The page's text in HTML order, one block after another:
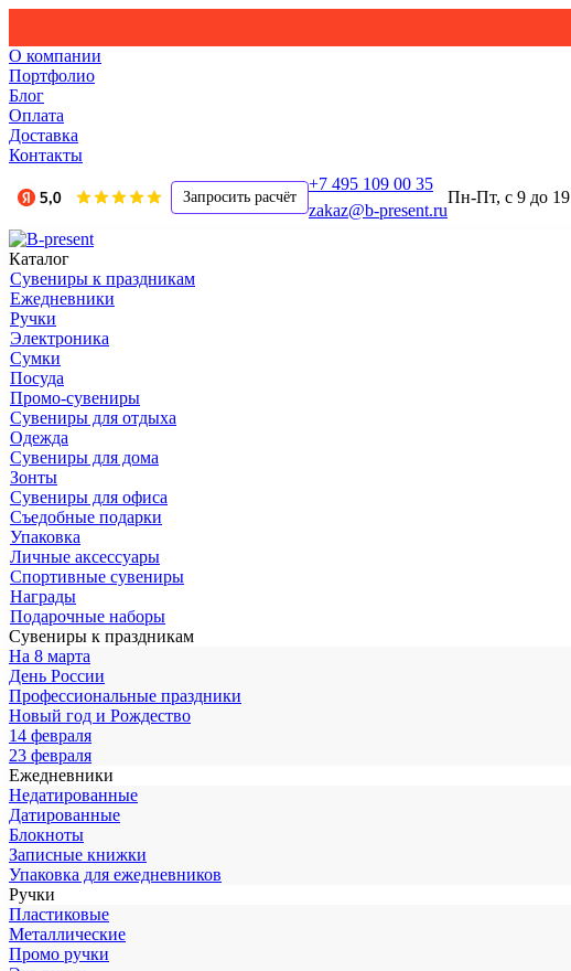
О компании
Портфолио
Блог
Оплата
Доставка
Контакты
Запросить расчёт
+7 495 109 00 35
zakaz@b-present.ru
Пн-Пт, с 9 до 19
Каталог
Сувениры к праздникам
Ежедневники
Ручки
Электроника
Сумки
Посуда
Промо-сувениры
Сувениры для отдыха
Одежда
Сувениры для дома
Зонты
Сувениры для офиса
Съедобные подарки
Упаковка
Личные аксессуары
Спортивные сувениры
Награды
Подарочные наборы
Сувениры к праздникам
На 8 марта
День России
Профессиональные праздники
Новый год и Рождество
14 февраля
23 февраля
Ежедневники
Недатированные
Датированные
Блокноты
Записные книжки
Упаковка для ежедневников
Ручки
Пластиковые
Металлические
Промо ручки